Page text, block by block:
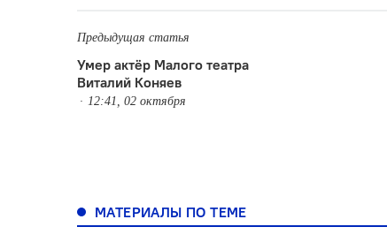
Предыдущая статья
Умер актёр Малого театра
Виталий Коняев
12:41, 02 октября
МАТЕРИАЛЫ ПО ТЕМЕ